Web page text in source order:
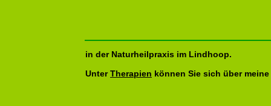
in der Naturheilpraxis im Lindhoop.
UnterTherapien können Sie sich über